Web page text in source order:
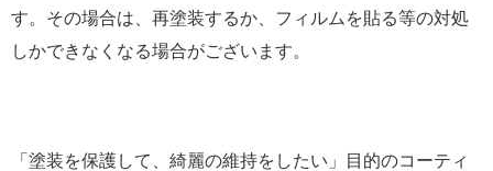
す。その場合は、再塗装するか、フィルムを貼る等の対処
しかできなくなる場合がございます。
「塗装を保護して、綺麗の維持をしたい」目的のコーティ